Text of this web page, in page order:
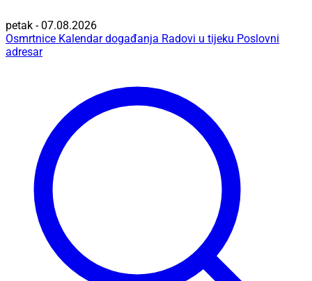
petak - 07.08.2026
Osmrtnice Kalendar događanja Radovi u tijeku Poslovni
adresar